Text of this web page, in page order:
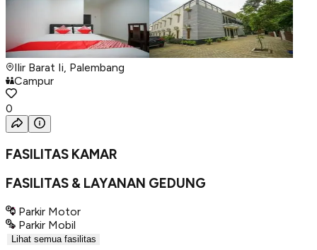
Ilir Barat Ii, Palembang
Campur
0
FASILITAS KAMAR
FASILITAS & LAYANAN GEDUNG
Parkir Motor
Parkir Mobil
Lihat semua fasilitas